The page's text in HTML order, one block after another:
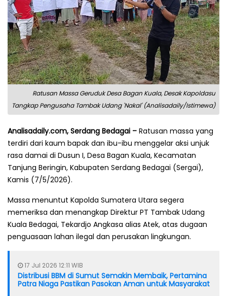
Ratusan Massa Geruduk Desa Bagan Kuala, Desak Kapoldasu
Tangkap Pengusaha Tambak Udang 'Nakal' (Analisadaily/Istimewa)
Analisadaily.com, Serdang Bedagai – Ratusan massa yang
terdiri dari kaum bapak dan ibu-ibu menggelar aksi unjuk
rasa damai di Dusun I, Desa Bagan Kuala, Kecamatan
Tanjung Beringin, Kabupaten Serdang Bedagai (Sergai),
Kamis (7/5/2026).
Massa menuntut Kapolda Sumatera Utara segera
memeriksa dan menangkap Direktur PT Tambak Udang
Kuala Bedagai, Tekardjo Angkasa alias Atek, atas dugaan
penguasaan lahan ilegal dan perusakan lingkungan.
17 Jul 2026 12:11 WIB
Distribusi BBM di Sumut Semakin Membaik, Pertamina
Patra Niaga Pastikan Pasokan Aman untuk Masyarakat